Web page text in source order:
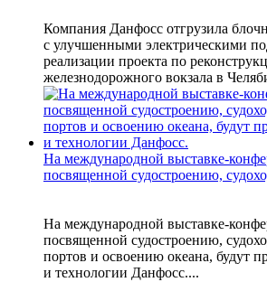
Компания Данфосс отгрузила
с улучшенными электрическими
реализации проекта по
железнодорожного вокзала в
На международной выставке-
посвященной судостроению,
На международной выставке-
посвященной судостроению,
портов и освоению океана, будут
и технологии Данфосс....